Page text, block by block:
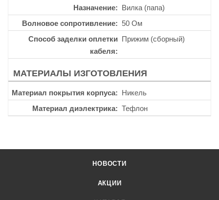
Назначение
Вилка (папа)
Волновое сопротивление
50 Ом
Способ заделки оплетки
кабеля
Прижим (сборный)
МАТЕРИАЛЫ ИЗГОТОВЛЕНИЯ
Материал покрытия корпуса
Никель
Материал диэлектрика
Тефлон
НОВОСТИ
АКЦИИ